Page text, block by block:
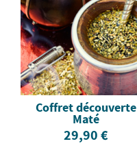
Coffret découverte
Maté
29,90 €